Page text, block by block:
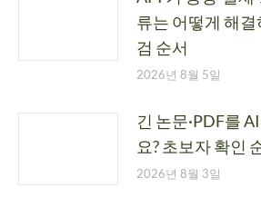
류는 어떻게 해결
검 순서
2026년 8월 5일
긴 논문·PDF를
요? 초보자 확인
2026년 8월 3일